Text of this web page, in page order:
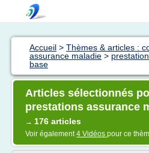
Accueil > Thèmes & articles :
assurance maladie >
base
Articles sélectionnés
prestations assurance
→ 176 articles
Voir également4 Vidéos pour ce